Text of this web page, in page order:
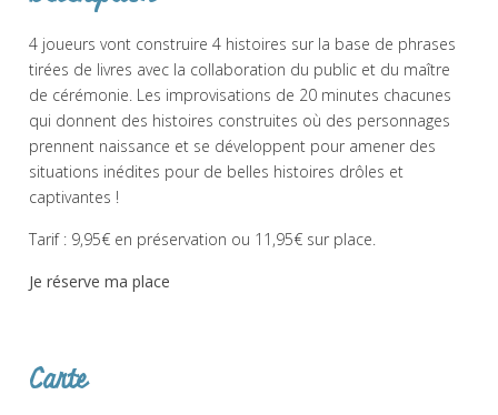
4 joueurs vont construire 4 histoires sur la base de phrases
tirées de livres avec la collaboration du public et du maître
de cérémonie. Les improvisations de 20 minutes chacunes
qui donnent des histoires construites où des personnages
prennent naissance et se développent pour amener des
situations inédites pour de belles histoires drôles et
captivantes !
Tarif : 9,95€ en préservation ou 11,95€ sur place.
Je réserve ma place
Carte